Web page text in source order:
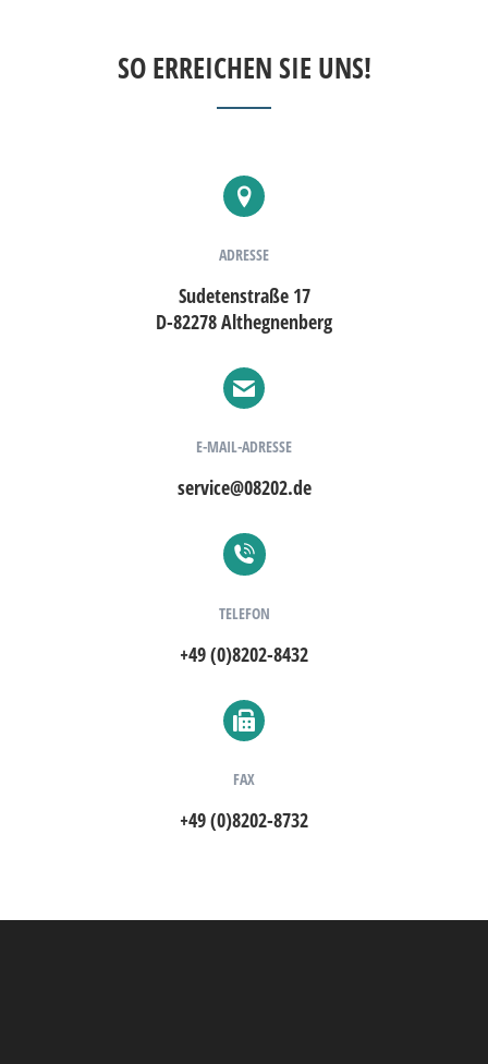
SO ERREICHEN SIE UNS!
ADRESSE
Sudetenstraße 17
D-82278 Althegnenberg
E-MAIL-ADRESSE
service@08202.de
TELEFON
+49 (0)8202-8432
FAX
+49 (0)8202-8732